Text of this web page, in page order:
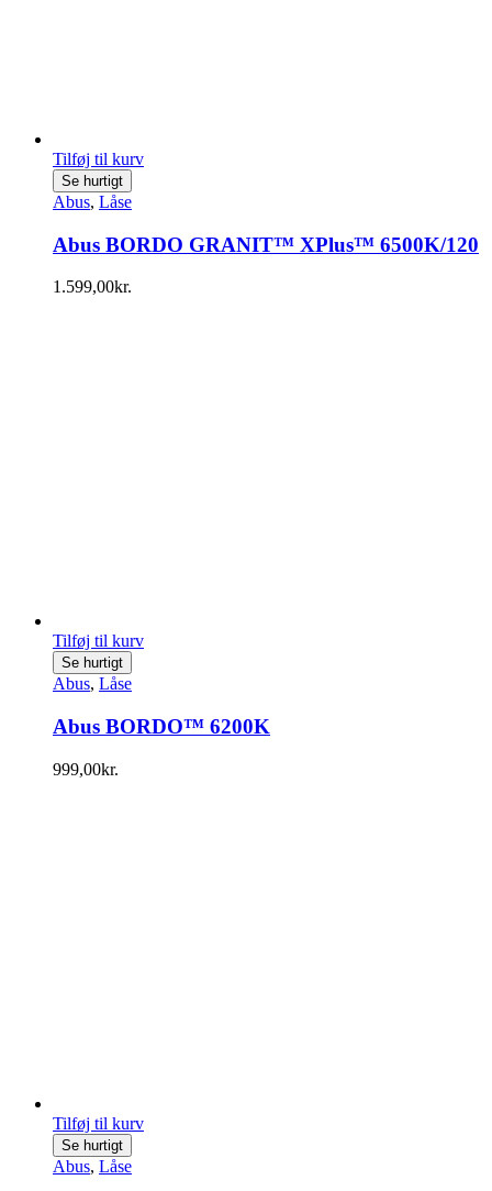
Tilføj til kurv
Se hurtigt
Abus, Låse
Abus BORDO GRANIT™ XPlus™ 6500K/120
1.599,00kr.
Tilføj til kurv
Se hurtigt
Abus, Låse
Abus BORDO™ 6200K
999,00kr.
Tilføj til kurv
Se hurtigt
Abus, Låse